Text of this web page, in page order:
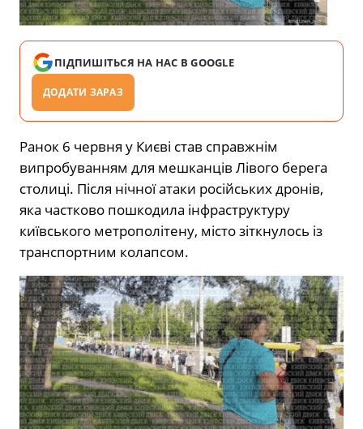
ПІДПИШІТЬСЯ НА НАС В GOOGLE
ДОДАТИ ЗАРАЗ
Ранок 6 червня у Києві став справжнім
випробуванням для мешканців Лівого берега
столиці. Після нічної атаки російських дронів,
яка частково пошкодила інфраструктуру
київського метрополітену, місто зіткнулось із
транспортним колапсом.